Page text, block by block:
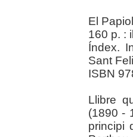
El
160 p. :
Índex.
Sant
ISBN
Llibre
(1890 -
principi